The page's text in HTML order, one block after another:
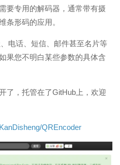
要专用的解码器，通常带有摄
条形码的应用。
电话、短信、邮件甚至名片等
果您不明白某些参数的具体含
了，托管在了GitHub上，欢迎
QREncoder